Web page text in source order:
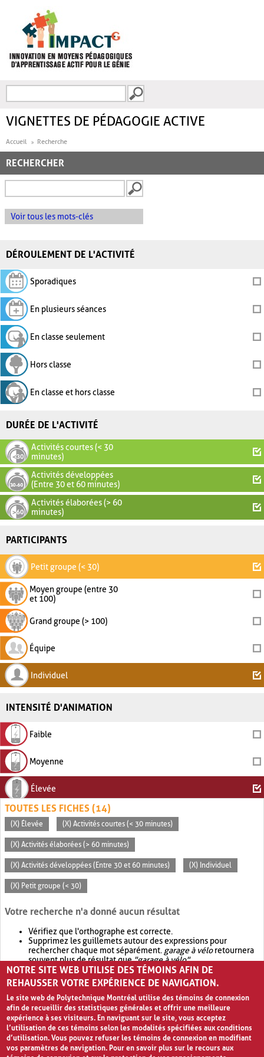
FORMULAIRE DE
VIGNETTES DE PÉDAGOGIE ACTIVE
Accueil Recherche
RECHERCHER
Voir tous les mots-clés
DÉROULEMENT DE L'ACTIVITÉ
Sporadiques
En plusieurs séances
En classe seulement
Hors classe
En classe et hors classe
DURÉE DE L'ACTIVITÉ
Activités courtes (< 30
minutes)
Activités développées
(Entre 30 et 60 minutes)
Activités élaborées (> 60
minutes)
PARTICIPANTS
Petit groupe (< 30)
Moyen groupe (entre 30
et 100)
Grand groupe (> 100)
Équipe
Individuel
INTENSITÉ D'ANIMATION
Faible
Moyenne
Élevée
TOUTES LES FICHES (14)
(X) Élevée (X) Activités courtes (< 30 minutes)
(X) Activités élaborées (> 60 minutes)
(X) Activités développées (Entre 30 et 60 minutes) (X) Individuel
(X) Petit groupe (< 30)
Votre recherche n'a donné aucun résultat
Vérifiez que l'orthographe est correcte.
Supprimez les guillemets autour des expressions pour
rechercher chaque mot séparément. garage à véloretournera
souvent plus de résultat que"garage à vélo".
Envisagez d'élargir votre recherche avec OR.garage OR vélo
retournera souvent plus de résultat quegarage à vélo
NOTRE SITE WEB UTILISE DES TÉMOINS AFIN DE
REHAUSSER VOTRE EXPÉRIENCE DE NAVIGATION.
Le site web de Polytechnique Montréal utilise des témoins de connexion
afin de recueillir des statistiques générales et offrir une meilleure
expérience à ses visiteurs. En naviguant sur le site, vous acceptez
l’utilisation de ces témoins selon les modalités spécifiées aux conditions
d’utilisation. Vous pouvez refuser les témoins de connexion en modifiant
vos paramètres de navigation. Pour en savoir plus sur le recours aux